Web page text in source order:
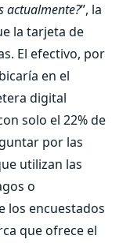
actualmente?”, la
la tarjeta de
El efectivo, por
en el
digital
solo el 22% de
por las
utilizan las
o
los encuestados
que ofrece el